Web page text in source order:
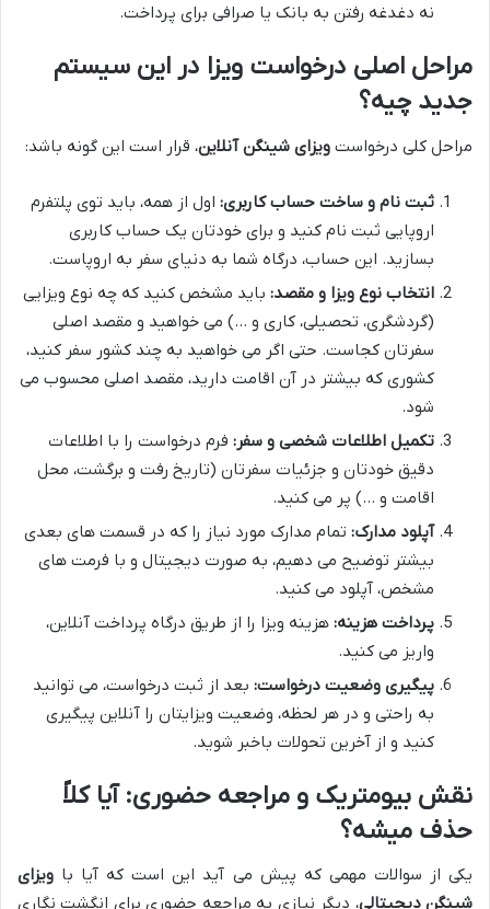
نه دغدغه رفتن به بانک یا صرافی برای پرداخت.
مراحل اصلی درخواست ویزا در این سیستم
جدید چیه؟
مراحل کلی درخواست ویزای شینگن آنلاین، قرار است این گونه باشد:
ثبت نام و ساخت حساب کاربری: اول از همه، باید توی پلتفرم
اروپایی ثبت نام کنید و برای خودتان یک حساب کاربری
بسازید. این حساب، درگاه شما به دنیای سفر به اروپاست.
انتخاب نوع ویزا و مقصد: باید مشخص کنید که چه نوع ویزایی
(گردشگری، تحصیلی، کاری و …) می خواهید و مقصد اصلی
سفرتان کجاست. حتی اگر می خواهید به چند کشور سفر کنید،
کشوری که بیشتر در آن اقامت دارید، مقصد اصلی محسوب می
شود.
تکمیل اطلاعات شخصی و سفر: فرم درخواست را با اطلاعات
دقیق خودتان و جزئیات سفرتان (تاریخ رفت و برگشت، محل
اقامت و …) پر می کنید.
آپلود مدارک: تمام مدارک مورد نیاز را که در قسمت های بعدی
بیشتر توضیح می دهیم، به صورت دیجیتال و با فرمت های
مشخص، آپلود می کنید.
پرداخت هزینه: هزینه ویزا را از طریق درگاه پرداخت آنلاین،
واریز می کنید.
پیگیری وضعیت درخواست: بعد از ثبت درخواست، می توانید
به راحتی و در هر لحظه، وضعیت ویزایتان را آنلاین پیگیری
کنید و از آخرین تحولات باخبر شوید.
نقش بیومتریک و مراجعه حضوری: آیا کلاً
حذف میشه؟
یکی از سوالات مهمی که پیش می آید این است که آیا با ویزای
شینگن دیجیتالی، دیگر نیازی به مراجعه حضوری برای انگشت نگاری